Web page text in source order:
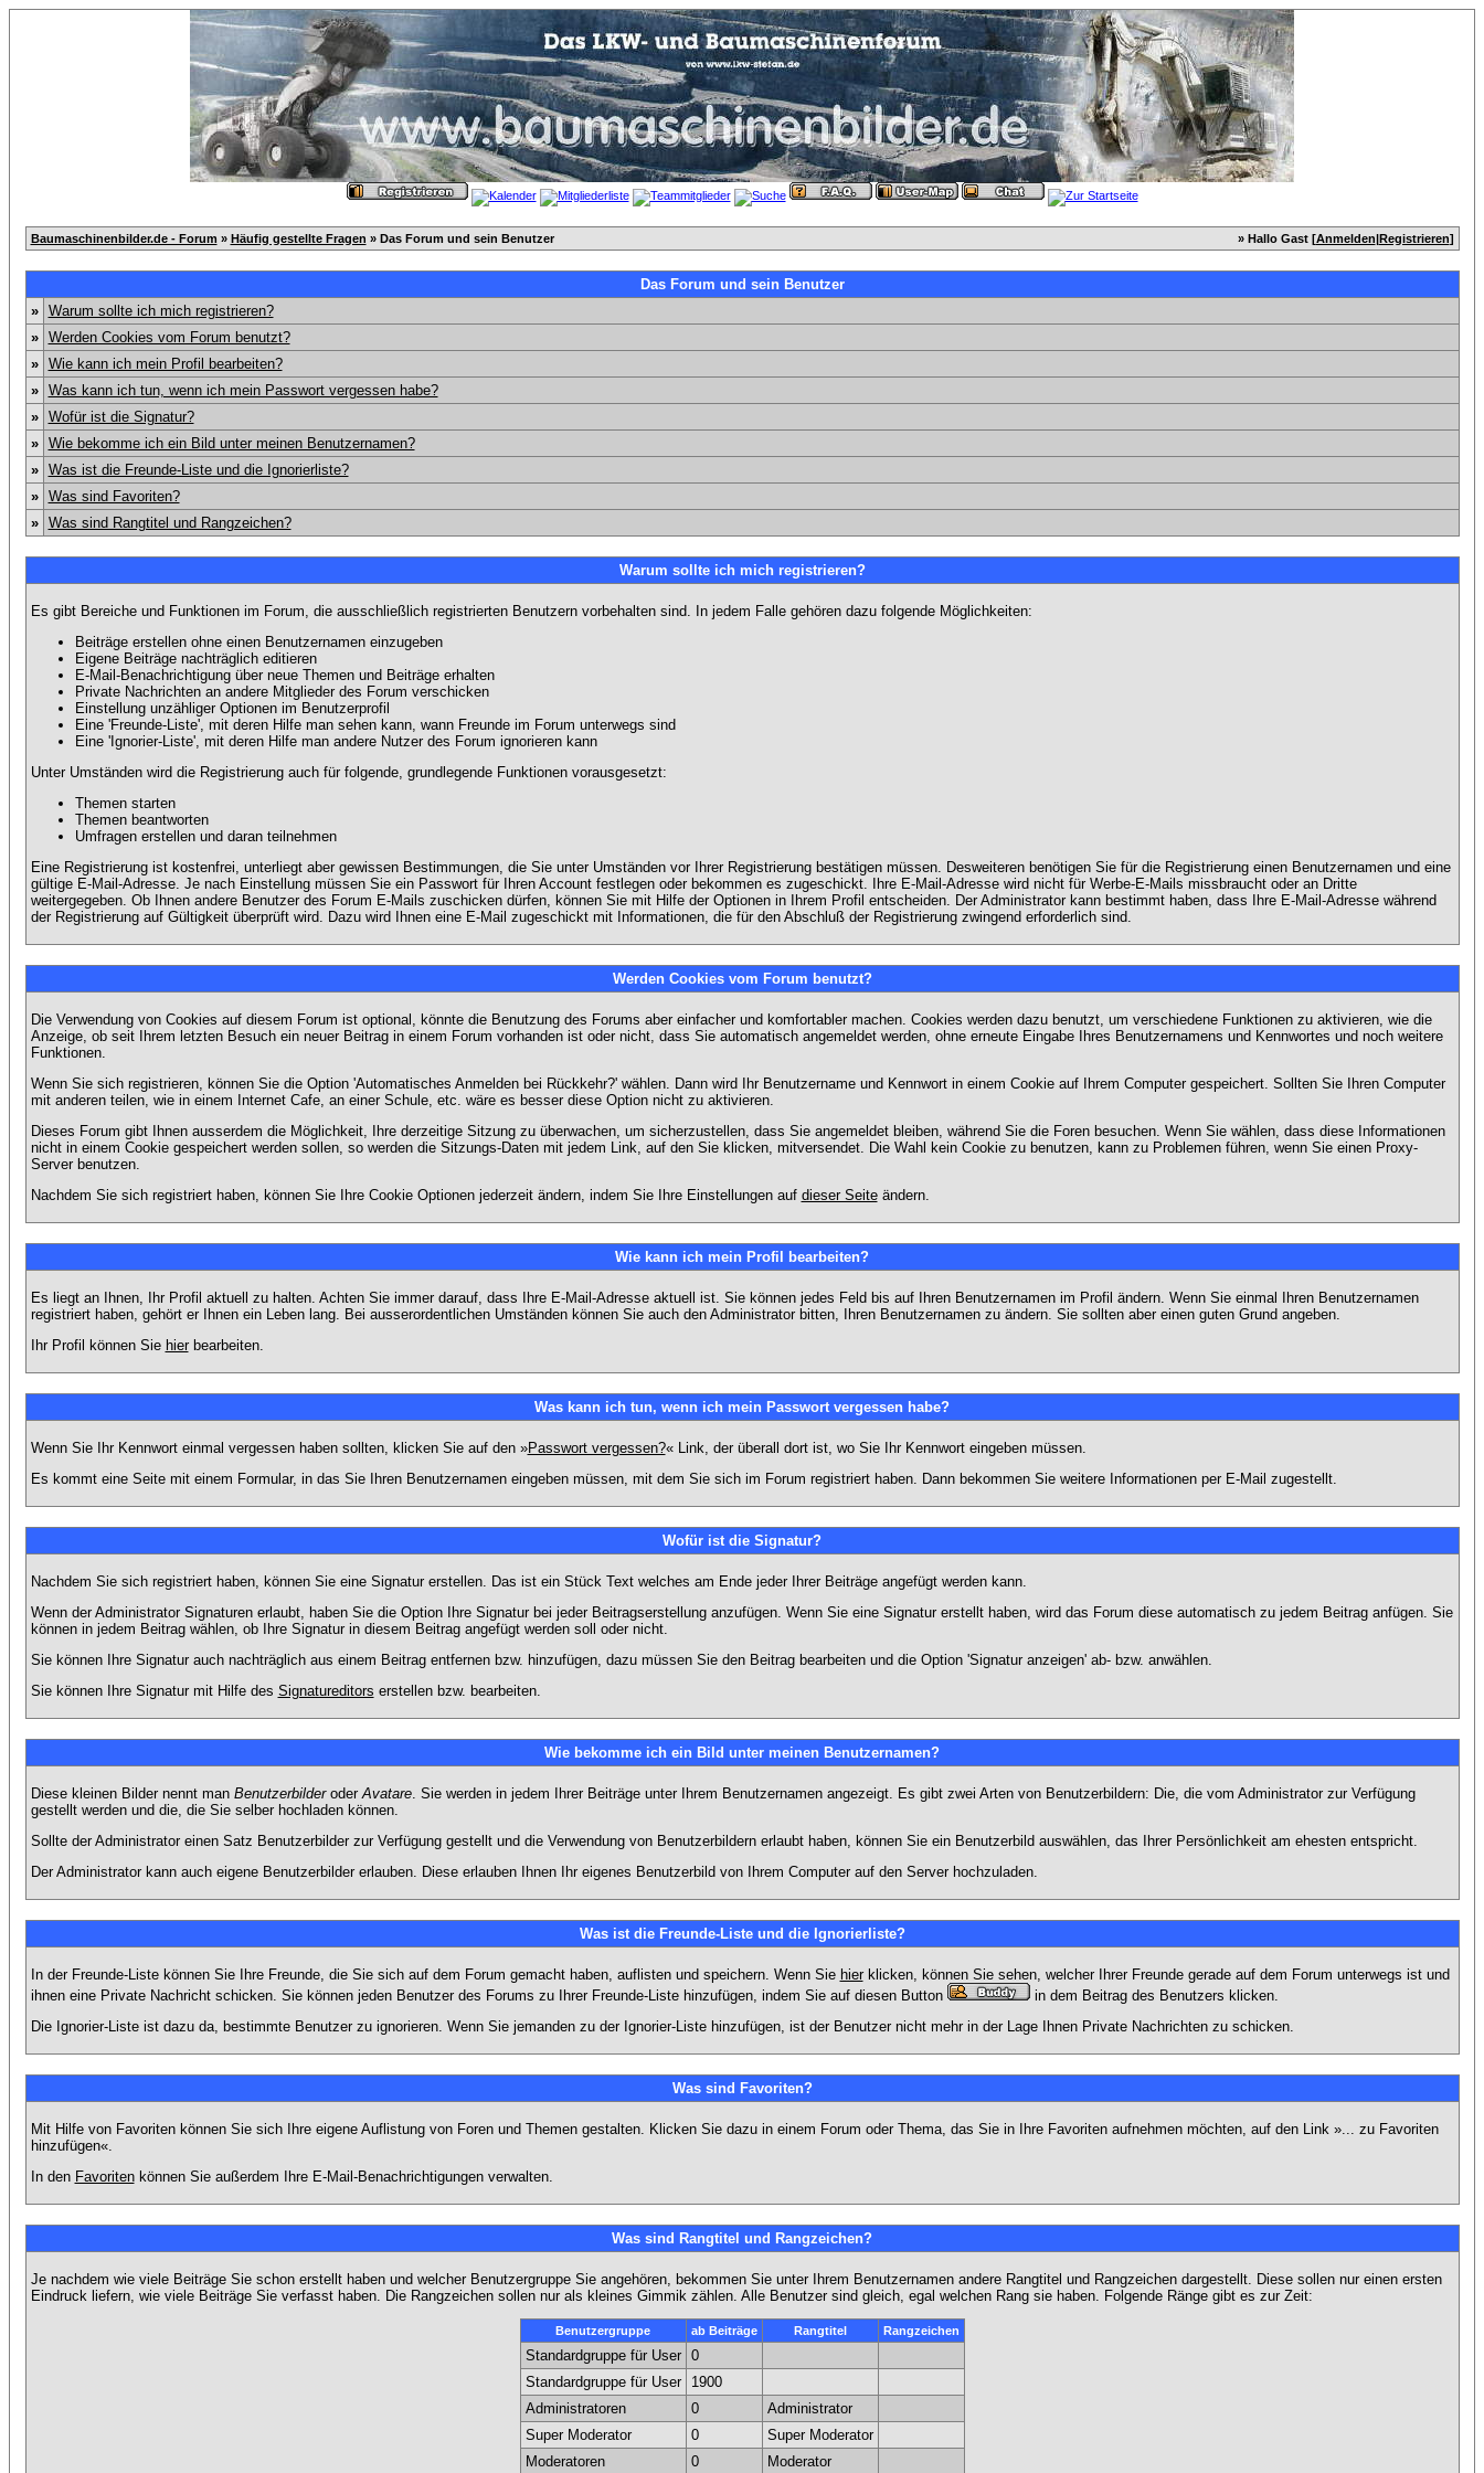
Baumaschinenbilder.de - Forum » Häufig gestellte Fragen » Das Forum und sein Benutzer » Hallo Gast [Anmelden|Registrieren]
Das Forum und sein Benutzer
»
Warum sollte ich mich registrieren?
»
Werden Cookies vom Forum benutzt?
»
Wie kann ich mein Profil bearbeiten?
»
Was kann ich tun, wenn ich mein Passwort vergessen habe?
»
Wofür ist die Signatur?
»
Wie bekomme ich ein Bild unter meinen Benutzernamen?
»
Was ist die Freunde-Liste und die Ignorierliste?
»
Was sind Favoriten?
»
Was sind Rangtitel und Rangzeichen?
Warum sollte ich mich registrieren?
Es gibt Bereiche und Funktionen im Forum, die ausschließlich registrierten Benutzern vorbehalten sind. In jedem Falle gehören dazu folgende Möglichkeiten:
Beiträge erstellen ohne einen Benutzernamen einzugeben
Eigene Beiträge nachträglich editieren
E-Mail-Benachrichtigung über neue Themen und Beiträge erhalten
Private Nachrichten an andere Mitglieder des Forum verschicken
Einstellung unzähliger Optionen im Benutzerprofil
Eine 'Freunde-Liste', mit deren Hilfe man sehen kann, wann Freunde im Forum unterwegs sind
Eine 'Ignorier-Liste', mit deren Hilfe man andere Nutzer des Forum ignorieren kann
Unter Umständen wird die Registrierung auch für folgende, grundlegende Funktionen vorausgesetzt:
Themen starten
Themen beantworten
Umfragen erstellen und daran teilnehmen
Eine Registrierung ist kostenfrei, unterliegt aber gewissen Bestimmungen, die Sie unter Umständen vor Ihrer Registrierung bestätigen müssen. Desweiteren benötigen Sie für die Registrierung einen Benutzernamen und eine
gültige E-Mail-Adresse. Je nach Einstellung müssen Sie ein Passwort für Ihren Account festlegen oder bekommen es zugeschickt. Ihre E-Mail-Adresse wird nicht für Werbe-E-Mails missbraucht oder an Dritte
weitergegeben. Ob Ihnen andere Benutzer des Forum E-Mails zuschicken dürfen, können Sie mit Hilfe der Optionen in Ihrem Profil entscheiden. Der Administrator kann bestimmt haben, dass Ihre E-Mail-Adresse während
der Registrierung auf Gültigkeit überprüft wird. Dazu wird Ihnen eine E-Mail zugeschickt mit Informationen, die für den Abschluß der Registrierung zwingend erforderlich sind.
Werden Cookies vom Forum benutzt?
Die Verwendung von Cookies auf diesem Forum ist optional, könnte die Benutzung des Forums aber einfacher und komfortabler machen. Cookies werden dazu benutzt, um verschiedene Funktionen zu aktivieren, wie die
Anzeige, ob seit Ihrem letzten Besuch ein neuer Beitrag in einem Forum vorhanden ist oder nicht, dass Sie automatisch angemeldet werden, ohne erneute Eingabe Ihres Benutzernamens und Kennwortes und noch weitere
Funktionen.
Wenn Sie sich registrieren, können Sie die Option 'Automatisches Anmelden bei Rückkehr?' wählen. Dann wird Ihr Benutzername und Kennwort in einem Cookie auf Ihrem Computer gespeichert. Sollten Sie Ihren Computer
mit anderen teilen, wie in einem Internet Cafe, an einer Schule, etc. wäre es besser diese Option nicht zu aktivieren.
Dieses Forum gibt Ihnen ausserdem die Möglichkeit, Ihre derzeitige Sitzung zu überwachen, um sicherzustellen, dass Sie angemeldet bleiben, während Sie die Foren besuchen. Wenn Sie wählen, dass diese Informationen
nicht in einem Cookie gespeichert werden sollen, so werden die Sitzungs-Daten mit jedem Link, auf den Sie klicken, mitversendet. Die Wahl kein Cookie zu benutzen, kann zu Problemen führen, wenn Sie einen Proxy-
Server benutzen.
Nachdem Sie sich registriert haben, können Sie Ihre Cookie Optionen jederzeit ändern, indem Sie Ihre Einstellungen auf dieser Seiteändern.
Wie kann ich mein Profil bearbeiten?
Es liegt an Ihnen, Ihr Profil aktuell zu halten. Achten Sie immer darauf, dass Ihre E-Mail-Adresse aktuell ist. Sie können jedes Feld bis auf Ihren Benutzernamen im Profil ändern. Wenn Sie einmal Ihren Benutzernamen
registriert haben, gehört er Ihnen ein Leben lang. Bei ausserordentlichen Umständen können Sie auch den Administrator bitten, Ihren Benutzernamen zu ändern. Sie sollten aber einen guten Grund angeben.
Ihr Profil können Sie hierbearbeiten.
Was kann ich tun, wenn ich mein Passwort vergessen habe?
Wenn Sie Ihr Kennwort einmal vergessen haben sollten, klicken Sie auf den »Passwort vergessen?« Link, der überall dort ist, wo Sie Ihr Kennwort eingeben müssen.
Es kommt eine Seite mit einem Formular, in das Sie Ihren Benutzernamen eingeben müssen, mit dem Sie sich im Forum registriert haben. Dann bekommen Sie weitere Informationen per E-Mail zugestellt.
Wofür ist die Signatur?
Nachdem Sie sich registriert haben, können Sie eine Signatur erstellen. Das ist ein Stück Text welches am Ende jeder Ihrer Beiträge angefügt werden kann.
Wenn der Administrator Signaturen erlaubt, haben Sie die Option Ihre Signatur bei jeder Beitragserstellung anzufügen. Wenn Sie eine Signatur erstellt haben, wird das Forum diese automatisch zu jedem Beitrag anfügen. Sie
können in jedem Beitrag wählen, ob Ihre Signatur in diesem Beitrag angefügt werden soll oder nicht.
Sie können Ihre Signatur auch nachträglich aus einem Beitrag entfernen bzw. hinzufügen, dazu müssen Sie den Beitrag bearbeiten und die Option 'Signatur anzeigen' ab- bzw. anwählen.
Sie können Ihre Signatur mit Hilfe des Signatureditors erstellen bzw. bearbeiten.
Wie bekomme ich ein Bild unter meinen Benutzernamen?
Diese kleinen Bilder nennt man BenutzerbilderoderAvatare. Sie werden in jedem Ihrer Beiträge unter Ihrem Benutzernamen angezeigt. Es gibt zwei Arten von Benutzerbildern: Die, die vom Administrator zur Verfügung
gestellt werden und die, die Sie selber hochladen können.
Sollte der Administrator einen Satz Benutzerbilder zur Verfügung gestellt und die Verwendung von Benutzerbildern erlaubt haben, können Sie ein Benutzerbild auswählen, das Ihrer Persönlichkeit am ehesten entspricht.
Der Administrator kann auch eigene Benutzerbilder erlauben. Diese erlauben Ihnen Ihr eigenes Benutzerbild von Ihrem Computer auf den Server hochzuladen.
Was ist die Freunde-Liste und die Ignorierliste?
In der Freunde-Liste können Sie Ihre Freunde, die Sie sich auf dem Forum gemacht haben, auflisten und speichern. Wenn Sie hierklicken, können Sie sehen, welcher Ihrer Freunde gerade auf dem Forum unterwegs ist und
ihnen eine Private Nachricht schicken. Sie können jeden Benutzer des Forums zu Ihrer Freunde-Liste hinzufügen, indem Sie auf diesen Button
in dem Beitrag des Benutzers klicken.
Die Ignorier-Liste ist dazu da, bestimmte Benutzer zu ignorieren. Wenn Sie jemanden zu der Ignorier-Liste hinzufügen, ist der Benutzer nicht mehr in der Lage Ihnen Private Nachrichten zu schicken.
Was sind Favoriten?
Mit Hilfe von Favoriten können Sie sich Ihre eigene Auflistung von Foren und Themen gestalten. Klicken Sie dazu in einem Forum oder Thema, das Sie in Ihre Favoriten aufnehmen möchten, auf den Link »... zu Favoriten
hinzufügen«.
In den Favoritenkönnen Sie außerdem Ihre E-Mail-Benachrichtigungen verwalten.
Was sind Rangtitel und Rangzeichen?
Je nachdem wie viele Beiträge Sie schon erstellt haben und welcher Benutzergruppe Sie angehören, bekommen Sie unter Ihrem Benutzernamen andere Rangtitel und Rangzeichen dargestellt. Diese sollen nur einen ersten
Eindruck liefern, wie viele Beiträge Sie verfasst haben. Die Rangzeichen sollen nur als kleines Gimmik zählen. Alle Benutzer sind gleich, egal welchen Rang sie haben. Folgende Ränge gibt es zur Zeit:
Benutzergruppe ab Beiträge Rangtitel Rangzeichen
Standardgruppe für User
0
Standardgruppe für User
1900
Administratoren
0
Administrator
Super Moderator
0
Super Moderator
Moderatoren
0 Moderator